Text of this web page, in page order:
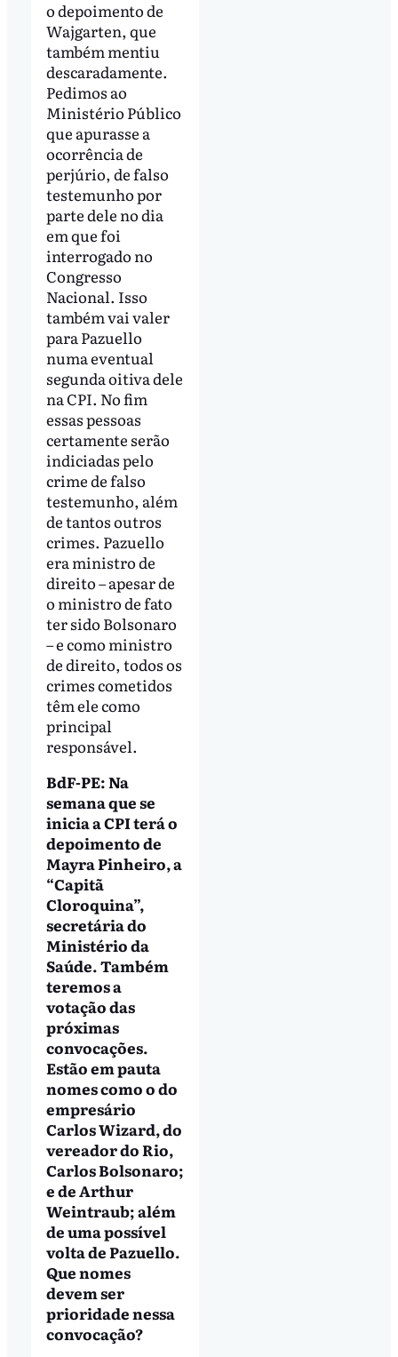
o depoimento de
Wajgarten, que
também mentiu
descaradamente.
Pedimos ao
Ministério Público
que apurasse a
ocorrência de
perjúrio, de falso
testemunho por
parte dele no dia
em que foi
interrogado no
Congresso
Nacional. Isso
também vai valer
para Pazuello
numa eventual
segunda oitiva dele
na CPI. No fim
essas pessoas
certamente serão
indiciadas pelo
crime de falso
testemunho, além
de tantos outros
crimes. Pazuello
era ministro de
direito – apesar de
o ministro de fato
ter sido Bolsonaro
– e como ministro
de direito, todos os
crimes cometidos
têm ele como
principal
responsável.
BdF-PE: Na
semana que se
inicia a CPI terá o
depoimento de
Mayra Pinheiro, a
“Capitã
Cloroquina”,
secretária do
Ministério da
Saúde. Também
teremos a
votação das
próximas
convocações.
Estão em pauta
nomes como o do
empresário
Carlos Wizard, do
vereador do Rio,
Carlos Bolsonaro;
e de Arthur
Weintraub; além
de uma possível
volta de Pazuello.
Que nomes
devem ser
prioridade nessa
convocação?